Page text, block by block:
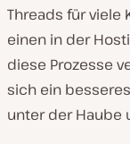
Threads für viele
einen in der
diese Prozesse
sich ein
unter der Haube